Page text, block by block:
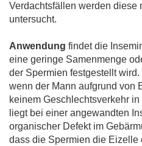
Verdachtsfällen werden diese
untersucht.
Anwendung findet die
eine geringe Samenmenge
der Spermien festgestellt
wenn der Mann aufgrund von
keinem Geschlechtsverkehr
liegt bei einer angewandten
organischer Defekt im
dass die Spermien die Eizelle